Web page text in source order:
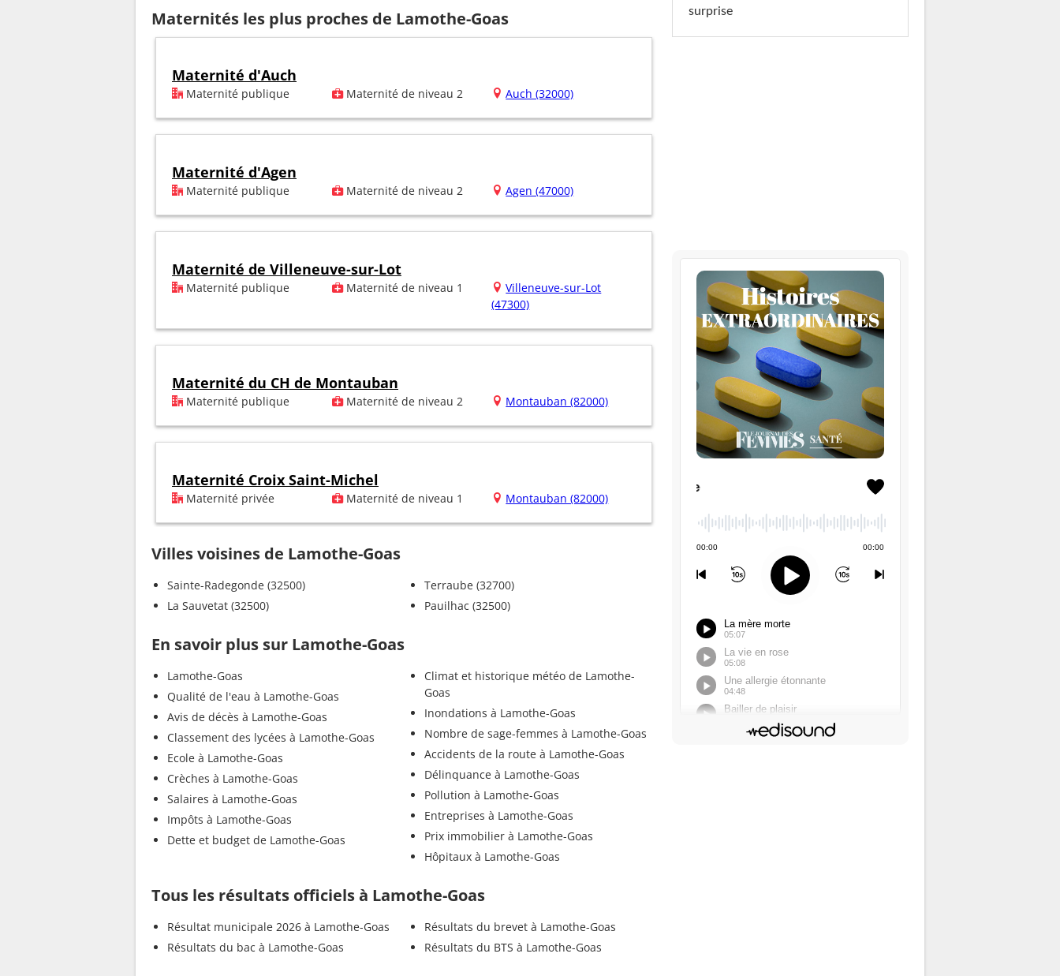
Maternités les plus proches de Lamothe-Goas
Maternité d'Auch
Maternité publique Maternité de niveau 2 Auch (32000)
Maternité d'Agen
Maternité publique Maternité de niveau 2 Agen (47000)
Maternité de Villeneuve-sur-Lot
Maternité publique Maternité de niveau 1
Villeneuve-sur-Lot
(47300)
Maternité du CH de Montauban
Maternité publique Maternité de niveau 2 Montauban (82000)
Maternité Croix Saint-Michel
Maternité privée Maternité de niveau 1 Montauban (82000)
Villes voisines de Lamothe-Goas
Sainte-Radegonde (32500)
La Sauvetat (32500)
Terraube (32700)
Pauilhac (32500)
En savoir plus sur Lamothe-Goas
Lamothe-Goas
Qualité de l'eau à Lamothe-Goas
Avis de décès à Lamothe-Goas
Classement des lycées à Lamothe-Goas
Ecole à Lamothe-Goas
Crèches à Lamothe-Goas
Salaires à Lamothe-Goas
Impôts à Lamothe-Goas
Dette et budget de Lamothe-Goas
Climat et historique météo de Lamothe-
Goas
Inondations à Lamothe-Goas
Nombre de sage-femmes à Lamothe-Goas
Accidents de la route à Lamothe-Goas
Délinquance à Lamothe-Goas
Pollution à Lamothe-Goas
Entreprises à Lamothe-Goas
Prix immobilier à Lamothe-Goas
Hôpitaux à Lamothe-Goas
Tous les résultats officiels à Lamothe-Goas
Résultat municipale 2026 à Lamothe-Goas
Résultats du bac à Lamothe-Goas
Résultats du brevet à Lamothe-Goas
Résultats du BTS à Lamothe-Goas
surprise